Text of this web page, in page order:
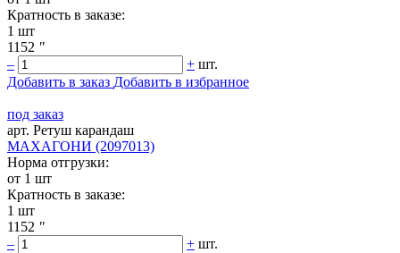
Кратность в заказе:
1 шт
1152 "
–
+ шт.
Добавить в заказ Добавить в избранное
под заказ
арт. Ретуш карандаш
МАХАГОНИ (2097013)
Норма отгрузки:
от 1 шт
Кратность в заказе:
1 шт
1152 "
–
+ шт.